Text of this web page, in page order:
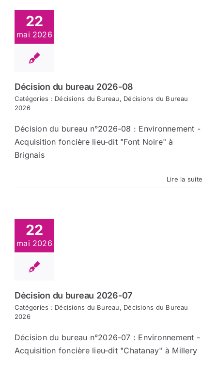
22
mai 2026
Décision du bureau 2026-08
Catégories : Décisions du Bureau, Décisions du Bureau
2026
Décision du bureau n°2026-08 : Environnement -
Acquisition foncière lieu-dit "Font Noire" à
Brignais
Lire la suite
22
mai 2026
Décision du bureau 2026-07
Catégories : Décisions du Bureau, Décisions du Bureau
2026
Décision du bureau n°2026-07 : Environnement -
Acquisition foncière lieu-dit "Chatanay" à Millery